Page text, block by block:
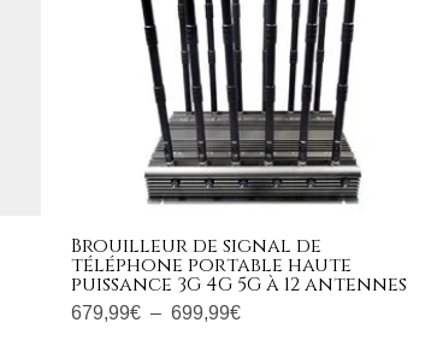
Brouilleur de signal de
téléphone portable haute
puissance 3G 4G 5G à 12 antennes
679,99€ – 699,99€